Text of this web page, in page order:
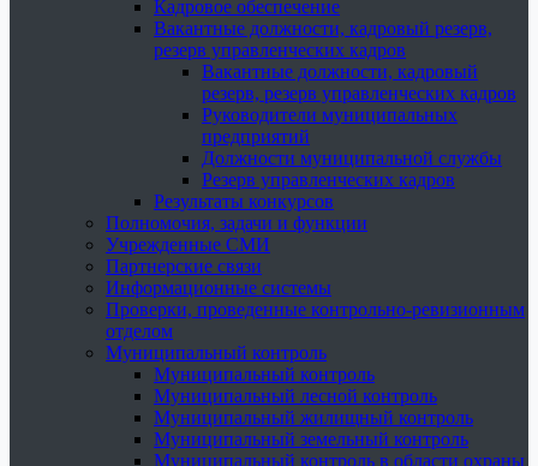
Кадровое обеспечение
Вакантные должности, кадровый резерв,
резерв управленческих кадров
Вакантные должности, кадровый
резерв, резерв управленческих кадров
Руководители муниципальных
предприятий
Должности муниципальной службы
Резерв управленческих кадров
Результаты конкурсов
Полномочия, задачи и функции
Учрежденные СМИ
Партнерские связи
Информационные системы
Проверки, проведенные контрольно-ревизионным
отделом
Муниципальный контроль
Муниципальный контроль
Муниципальный лесной контроль
Муниципальный жилищный контроль
Муниципальный земельный контроль
Муниципальный контроль в области охраны